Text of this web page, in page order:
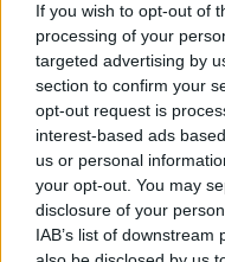
If you wish to opt-out of
processing of your
targeted advertising by
section to confirm your
opt-out request is
interest-based ads
us or personal
your opt-out. You may
disclosure of your
IAB’s list of
Sinking of the
aJézus vére még
(Jesus’ BloodNever
1993-as felújítása
nemzetközi
A MOJO
mellékletén Tom
Jézus vérét, mely